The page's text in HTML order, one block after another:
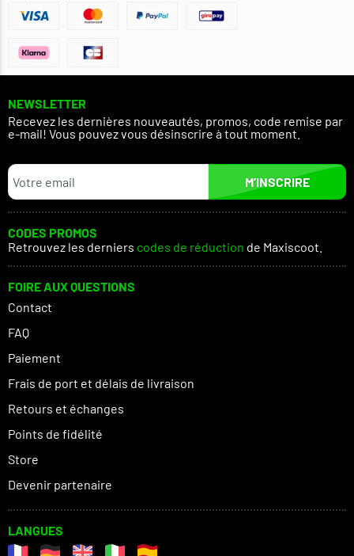
NEWSLETTER
Recevez les dernières nouveautés, promos, code remise par
e-mail! Vous pouvez vous désinscrire à tout moment.
M’INSCRIRE
CODES PROMOS
Retrouvez les derniers codes de réduction de Maxiscoot.
FOIRE AUX QUESTIONS
Contact
FAQ
Paiement
Frais de port et délais de livraison
Retours et échanges
Points de fidélité
Store
Devenir partenaire
LANGUES